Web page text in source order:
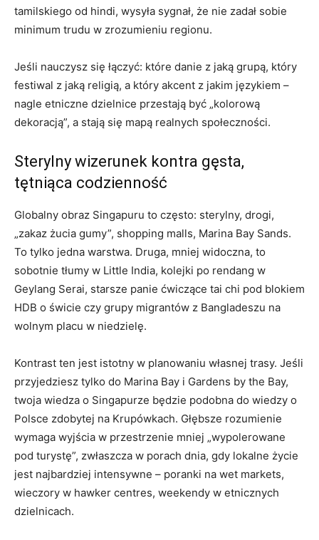
tamilskiego od hindi, wysyła sygnał, że nie zadał sobie
minimum trudu w zrozumieniu regionu.
Jeśli nauczysz się łączyć: które danie z jaką grupą, który
festiwal z jaką religią, a który akcent z jakim językiem –
nagle etniczne dzielnice przestają być „kolorową
dekoracją”, a stają się mapą realnych społeczności.
Sterylny wizerunek kontra gęsta,
tętniąca codzienność
Globalny obraz Singapuru to często: sterylny, drogi,
„zakaz żucia gumy”, shopping malls, Marina Bay Sands.
To tylko jedna warstwa. Druga, mniej widoczna, to
sobotnie tłumy w Little India, kolejki po rendang w
Geylang Serai, starsze panie ćwiczące tai chi pod blokiem
HDB o świcie czy grupy migrantów z Bangladeszu na
wolnym placu w niedzielę.
Kontrast ten jest istotny w planowaniu własnej trasy. Jeśli
przyjedziesz tylko do Marina Bay i Gardens by the Bay,
twoja wiedza o Singapurze będzie podobna do wiedzy o
Polsce zdobytej na Krupówkach. Głębsze rozumienie
wymaga wyjścia w przestrzenie mniej „wypolerowane
pod turystę”, zwłaszcza w porach dnia, gdy lokalne życie
jest najbardziej intensywne – poranki na wet markets,
wieczory w hawker centres, weekendy w etnicznych
dzielnicach.